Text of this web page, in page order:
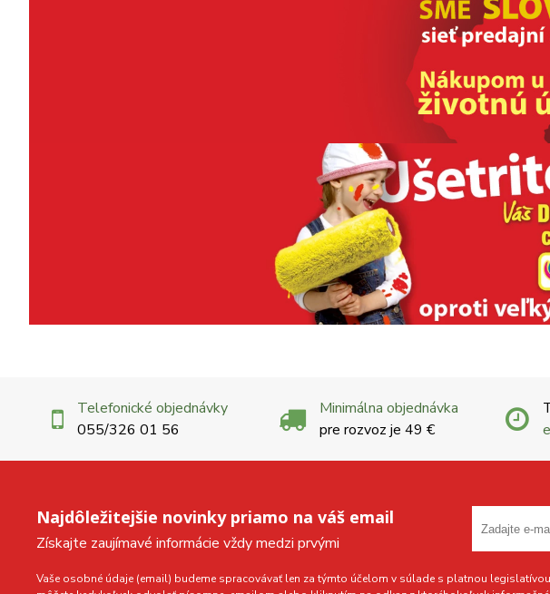
Telefonické objednávky
055/326 01 56
Minimálna objednávka
pre rozvoz je 49 €
Najdôležitejšie novinky priamo na váš email
Získajte zaujímavé informácie vždy medzi prvými
Vaše osobné údaje (email) budeme spracovávať len za týmto účelom v súlade s platnou